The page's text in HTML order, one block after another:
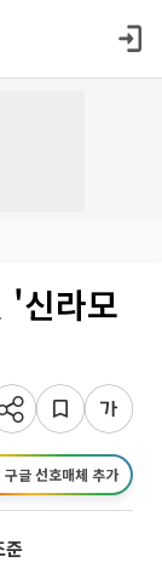
'신라모
구글 선호매체 추가
준